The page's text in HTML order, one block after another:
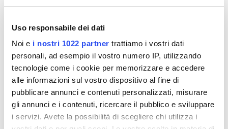
Uso responsabile dei dati
Noi e i nostri 1022 partner trattiamo i vostri dati
personali, ad esempio il vostro numero IP, utilizzando
tecnologie come i cookie per memorizzare e accedere
alle informazioni sul vostro dispositivo al fine di
pubblicare annunci e contenuti personalizzati, misurare
gli annunci e i contenuti, ricercare il pubblico e sviluppare
i servizi. Avete la possibilità di scegliere chi utilizza i